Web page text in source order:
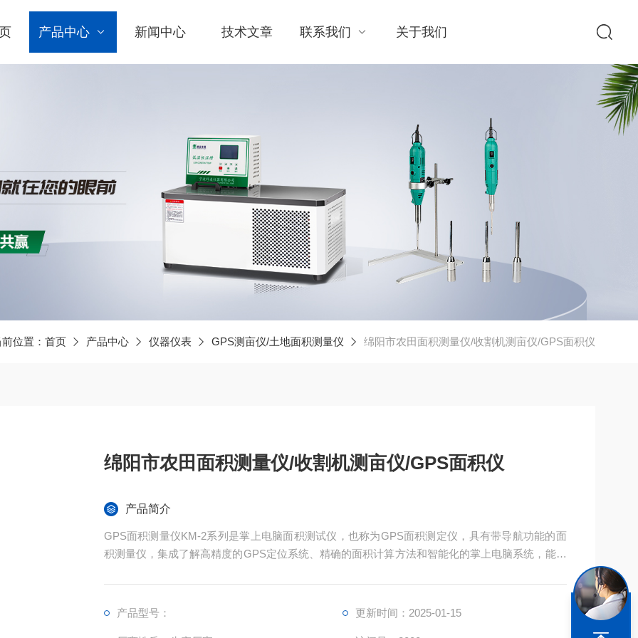
产品中心 新闻中心 技术文章 联系我们 关于我们
位置： 首页 产品中心 仪器仪表 GPS测亩仪/土地面积测量仪 绵阳市农田面积测量仪/收割机测亩仪/GPS面积仪
绵阳市农田面积测量仪/收割机测亩仪/GPS面积仪
产品简介
GPS面积测量仪KM-2系列是掌上电脑面积测试仪，也称为GPS面积测定仪，具有带导航功能的面
积测量仪，集成了解高精度的GPS定位系统、精确的面积计算方法和智能化的掌上电脑系统，能实
产品型号： 更新时间：2025-01-15